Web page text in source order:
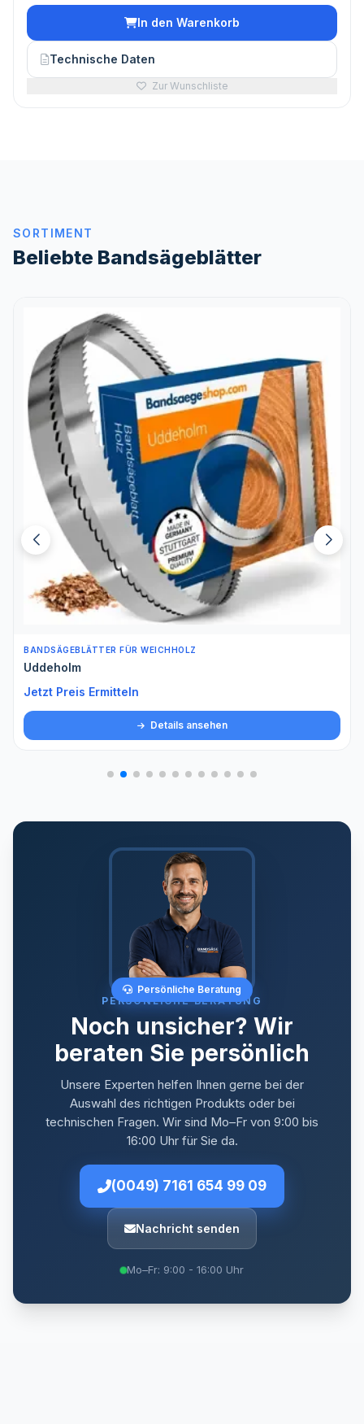
In den Warenkorb
Technische Daten
Zur Wunschliste
SORTIMENT
Beliebte Bandsägeblätter
BANDSÄGEBLÄTTER FÜR WEICHHOLZ
Uddeholm
Jetzt Preis Ermitteln
Details ansehen
Persönliche Beratung
PERSÖNLICHE BERATUNG
Noch unsicher? Wir
beraten Sie persönlich
Unsere Experten helfen Ihnen gerne bei der
Auswahl des richtigen Produkts oder bei
technischen Fragen. Wir sind Mo–Fr von 9:00 bis
16:00 Uhr für Sie da.
(0049) 7161 654 99 09
Nachricht senden
Mo–Fr: 9:00 - 16:00 Uhr